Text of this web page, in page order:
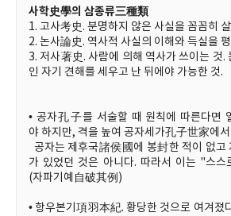
사학史學의 삼종류三種類
1. 고사考史. 분명하지 않은 사실을 꼼꼼히
2. 논사論史. 역사적 사실의 이해와 득실을
3. 저사著史. 사람에 의해 역사가 쓰이는 것.
인 자기 견해를 세우고 난 뒤에야 가능한 것.
• 공자孔子를 서술할 때 원칙에 따른다면
야 하지만, 격을 높여 공자세가孔子世家에
공자는 제후국諸侯國에 봉封한 적이 없고
가 있었던 것은 아니다. 따라서 이는 "스
(자파기예自破其例)
• 항우본기項羽本紀. 황당한 것으로 여겨졌